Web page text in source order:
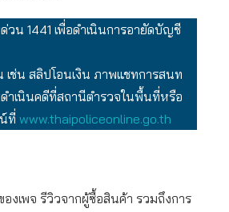
วน 1441 เพื่อดำเนินการอายัดบัญชี
ช่น สลิปโอนเงิน ภาพแชทการสนท
ำเนินคดีที่สถานีตำรวจในพื้นที่หรือ
ที่ www.thaipoliceonline.go.th
องเพจ รีวิวจากผู้ซื้อสินค้า รวมถึงการ